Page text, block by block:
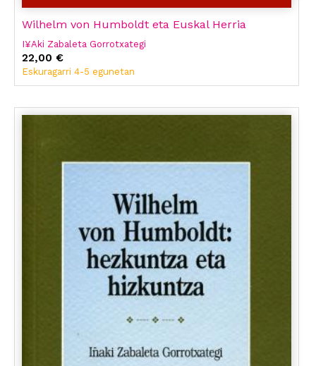
Wilhelm von Humboldt eta Euskal Herria
I¥Aki Zabaleta Gorrotxategi
22,00 €
Eskuragarri 4-5 egunetan